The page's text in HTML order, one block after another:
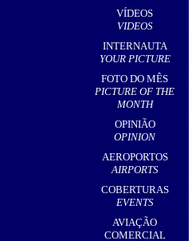
VÍDEOS
VIDEOS
INTERNAUTA
YOUR PICTURE
FOTO DO MÊS
PICTURE OF THE
MONTH
OPINIÃO
OPINION
AEROPORTOS
AIRPORTS
,
COBERTURAS
EVENTS
AVIAÇÃO
COMERCIAL